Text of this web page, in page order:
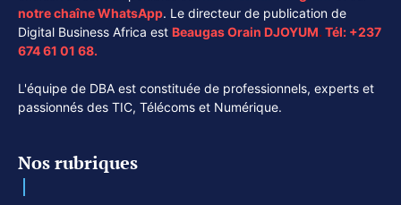
notre chaîneWhatsApp. Le directeur de publication de
Digital Business Africa est Beaugas Orain DJOYUM. Tél: +237
674 61 01 68.
L'équipe de DBA est constituée de professionnels, experts et
passionnés des TIC, Télécoms et Numérique.
Nos rubriques